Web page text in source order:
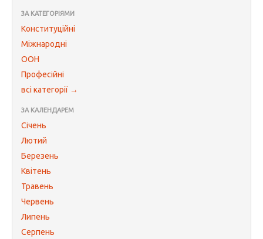
ЗА КАТЕГОРІЯМИ
Конституційні
Міжнародні
ООН
Професійні
всі категорії →
ЗА КАЛЕНДАРЕМ
Січень
Лютий
Березень
Квітень
Травень
Червень
Липень
Серпень